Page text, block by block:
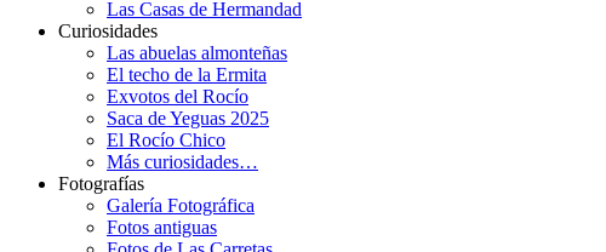
Las Casas de Hermandad
Curiosidades
Las abuelas almonteñas
El techo de la Ermita
Exvotos del Rocío
Saca de Yeguas 2025
El Rocío Chico
Más curiosidades…
Fotografías
Galería Fotográfica
Fotos antiguas